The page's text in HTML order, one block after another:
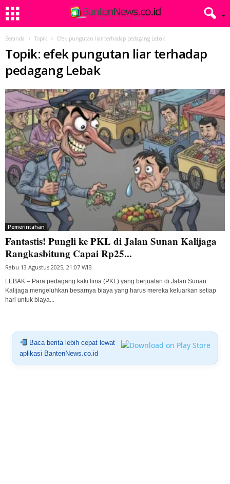
Beranda Topik Efek pungutan liar terhadap pedagang Lebak
Topik: efek pungutan liar terhadap
pedagang Lebak
Pemerintahan
Fantastis! Pungli ke PKL di Jalan Sunan Kalijaga
Rangkasbitung Capai Rp25...
Rabu 13 Agustus 2025, 21:07 WIB
LEBAK – Para pedagang kaki lima (PKL) yang berjualan di Jalan Sunan
Kalijaga mengeluhkan besarnya biaya yang harus mereka keluarkan setiap
hari untuk biaya...
Baca berita lebih cepat lewat
aplikasi BantenNews.co.id